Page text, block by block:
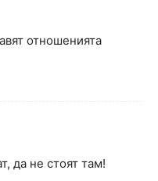
отношенията
да не стоят там!